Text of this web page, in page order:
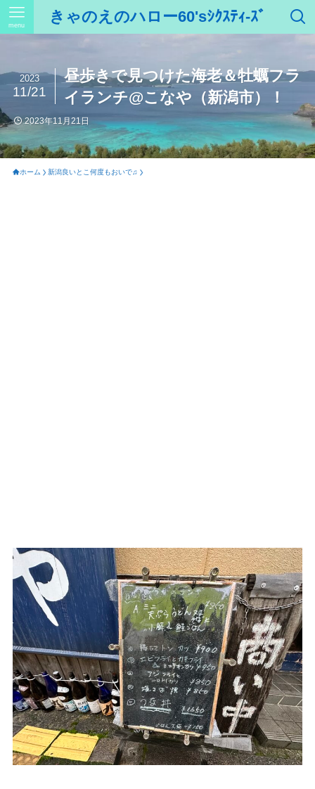
きゃのえのハロー60'sｼｸｽﾃｨ-ｽﾞ
menu
昼歩きで見つけた海老＆牡蠣フラ
イランチ@こなや（新潟市）！
2023
11/21
2023年11月21日
ホーム 新潟良いとこ何度もおいで♫